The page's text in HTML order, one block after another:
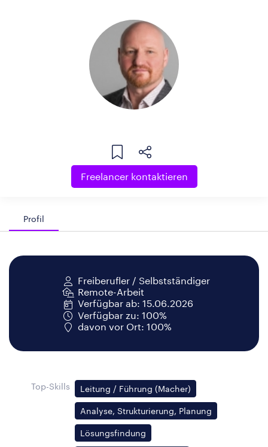
Freelancer kontaktieren
Profil
Freiberufler / Selbstständiger
Remote-Arbeit
Verfügbar ab: 15.06.2026
Verfügbar zu: 100%
davon vor Ort: 100%
Top-Skills Leitung / Führung (Macher)
Analyse, Strukturierung, Planung
Lösungsfindung